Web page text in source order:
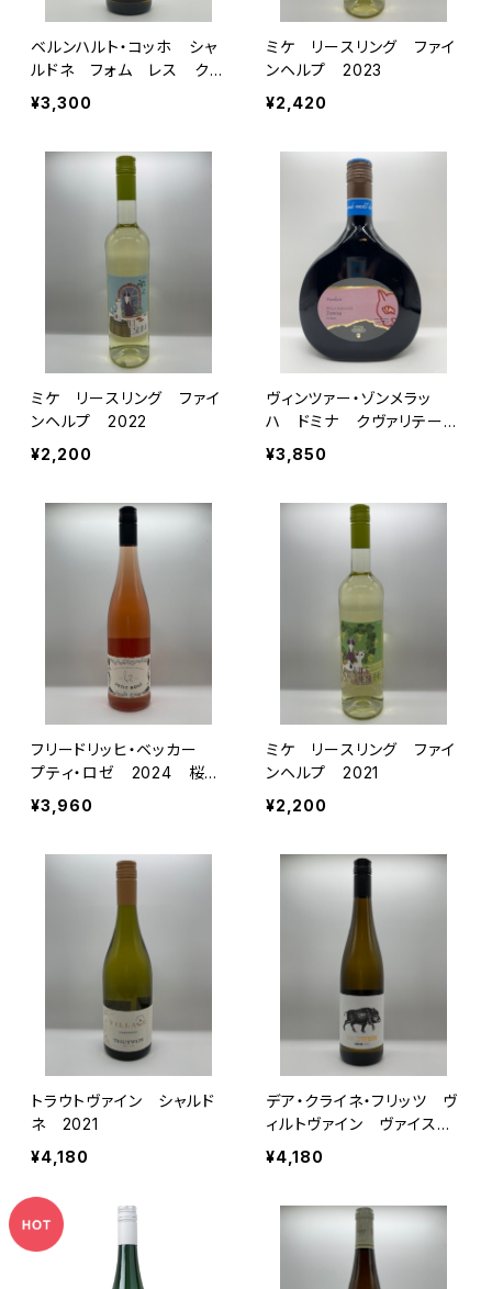
ベルンハルト・コッホ シャ
ルドネ フォム レス クヴ
ァリテーツヴァイン トロッ
ケン 2023
¥3,300
ミケ リースリング ファイ
ンヘルプ 2023
¥2,420
ミケ リースリング ファイ
ンヘルプ 2022
¥2,200
ヴィンツァー・ゾンメラッ
ハ ドミナ クヴァリテーツ
ヴァイン トロッケン 202
¥3,850
フリードリッヒ・ベッカー
プティ・ロゼ 2024 桜ベ
ッカー
¥3,960
ミケ リースリング ファイ
ンヘルプ 2021
¥2,200
トラウトヴァイン シャルド
ネ 2021
¥4,180
デア・クライネ・フリッツ ヴ
ィルトヴァイン ヴァイス
2022
¥4,180